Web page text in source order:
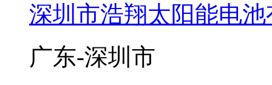
深圳市浩翔太阳能电
广东-深圳市